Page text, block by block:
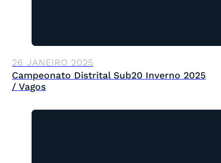
26 JANEIRO 2025
Campeonato Distrital Sub20 Inverno 2025
/ Vagos